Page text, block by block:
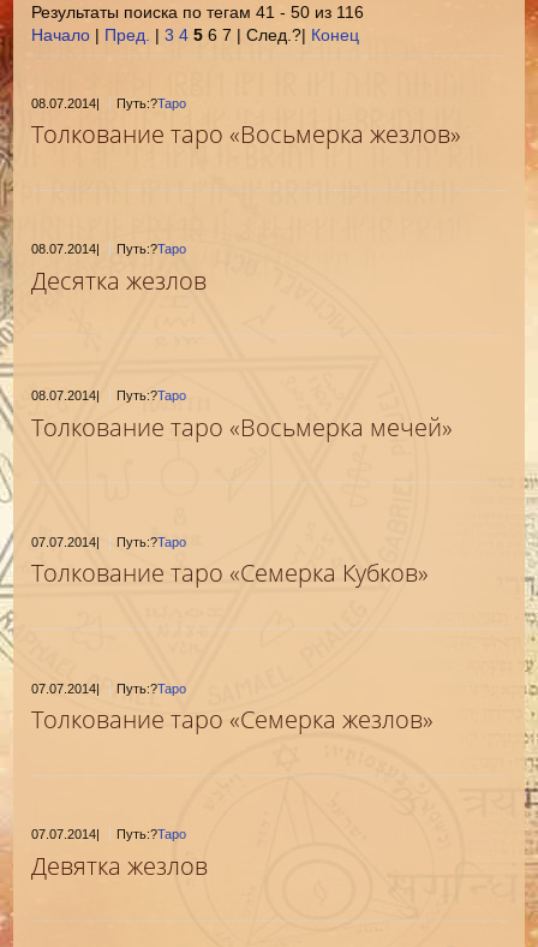
Результаты поиска по тегам 41 - 50 из 116
Начало | Пред. |3 4 5 6 7 | След.?| Конец
08.07.2014| Путь:?Таро
Толкование таро «Восьмерка жезлов»
08.07.2014 Путь:?Таро
Десятка жезлов
08.07.2014| Путь:?Таро
Толкование таро «Восьмерка мечей»
07.07.2014| Путь:?Таро
Толкование таро «Семерка Кубков»
07.07.2014| Путь:?Таро
Толкование таро «Семерка жезлов»
07.07.2014 Путь:?Таро
Девятка жезлов